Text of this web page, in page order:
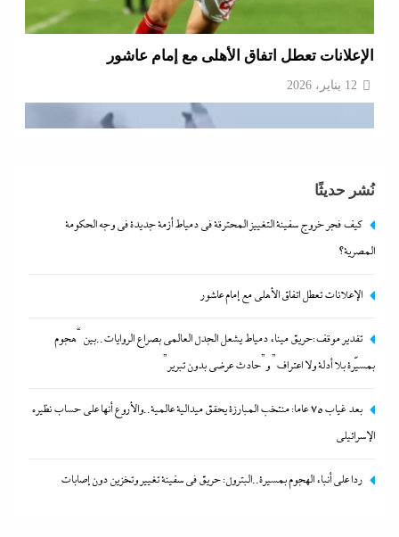
الإعلانات تعطل اتفاق الأهلى مع إمام عاشور
12 يناير، 2026
تقدير موقف:حريق ميناء دمياط يشعل الجدل العالمي
بصراع الروايات..بين “هجوم بمسيّرة بلا أدلة ولا اعتراف”
نُشر حديثًا
كيف فجر خروج سفينة التغييز المحترقة في دمياط أزمة جديدة في وجه الحكومة
المصرية؟
الإعلانات تعطل اتفاق الأهلى مع إمام عاشور
تقدير موقف:حريق ميناء دمياط يشعل الجدل العالمي بصراع الروايات..بين “هجوم
بمسيّرة بلا أدلة ولا اعتراف” و”حادث عرضي بدون تبرير”
بعد غياب 75 عاما: منتخب المبارزة يحقق ميدالية عالمية..والأروع أنها على حساب نظيره
الإسرائيلي
ردا على أنباء الهجوم بمسيرة..البترول: حريق في سفينة تغيير وتخزين دون إصابات